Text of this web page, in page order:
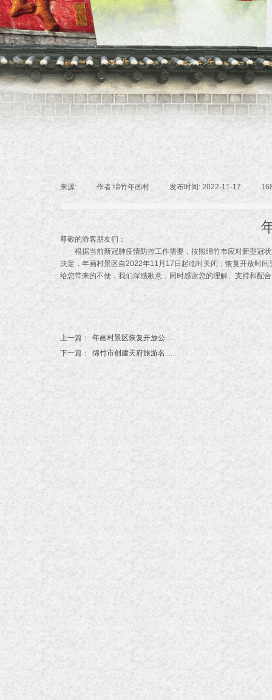
来源: 作者:绵竹年画村 发布时间: 2022-11-17
尊敬的游客朋友们：
根据当前新冠肺疫情防控工作需要，按照绵竹市应对新型冠状
决定，年画村景区自2022年11月17日起临时关闭，恢复开放时间
给您带来的不便，我们深感歉意，同时感谢您的理解、支持和配
上一篇：
年画村景区恢复开放公......
下一篇：
绵竹市创建天府旅游名......